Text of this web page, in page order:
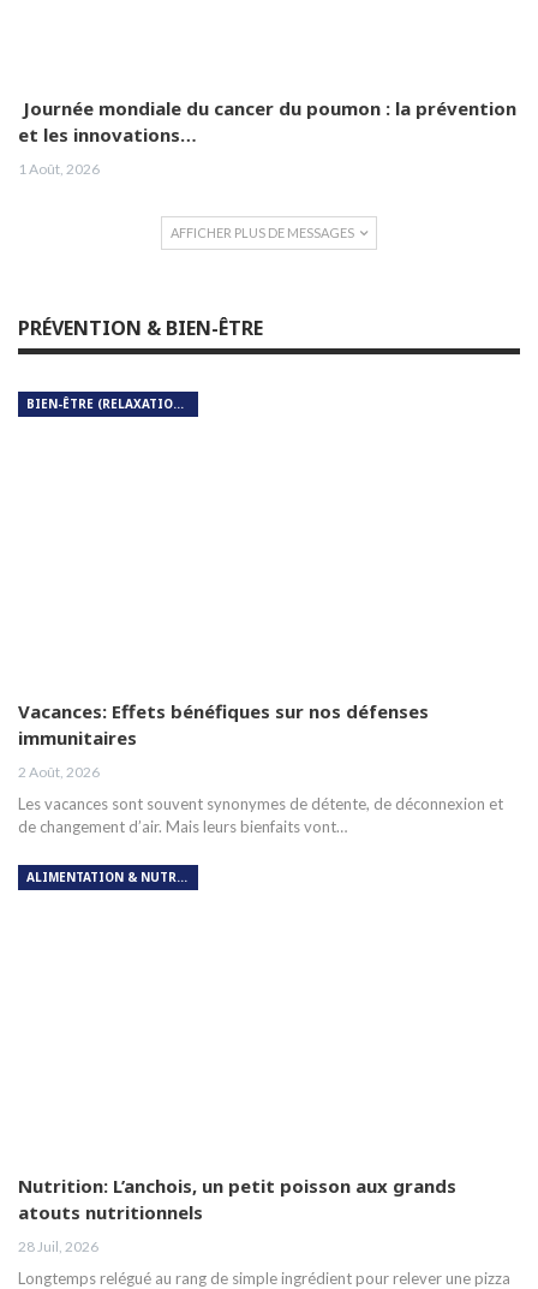
Journée mondiale du cancer du poumon : la prévention
et les innovations…
1 Août, 2026
AFFICHER PLUS DE MESSAGES
PRÉVENTION & BIEN-ÊTRE
BIEN-ÊTRE (RELAXATION, MÉDITATION, SOIN DU CORPS)
Vacances: Effets bénéfiques sur nos défenses
immunitaires
2 Août, 2026
Les vacances sont souvent synonymes de détente, de déconnexion et
de changement d’air. Mais leurs bienfaits vont…
ALIMENTATION & NUTRITION
Nutrition: L’anchois, un petit poisson aux grands
atouts nutritionnels
28 Juil, 2026
Longtemps relégué au rang de simple ingrédient pour relever une pizza